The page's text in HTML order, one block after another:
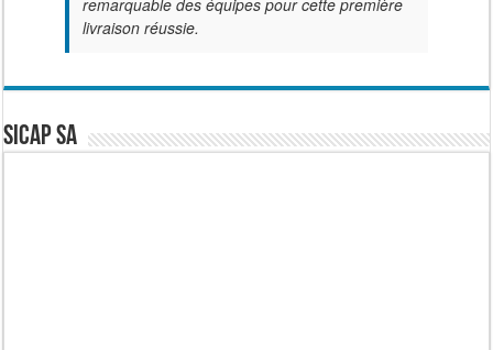
remarquable des équipes pour cette première
livraison réussie.
SICAP SA